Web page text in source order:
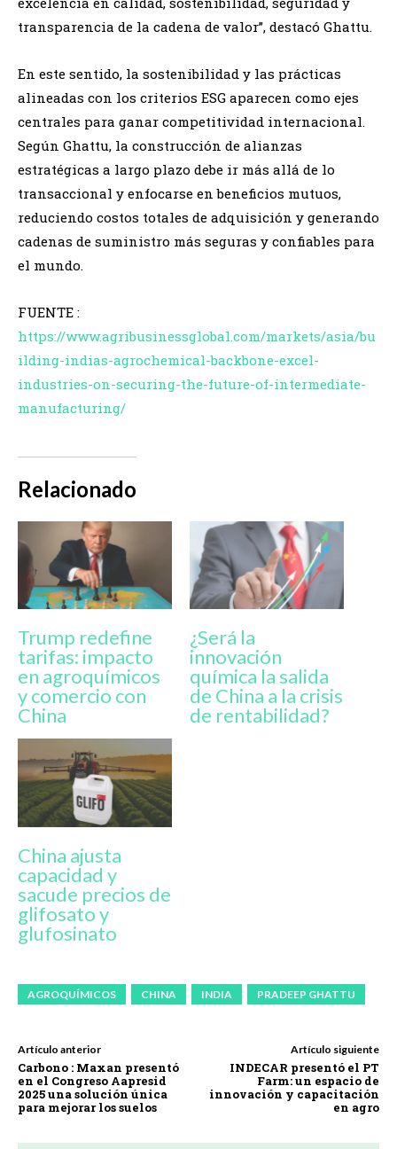
transparencia de la cadena de valor”, destacó Ghattu.
En este sentido, la sostenibilidad y las prácticas
alineadas con los criterios ESG aparecen como ejes
centrales para ganar competitividad internacional.
Según Ghattu, la construcción de alianzas
estratégicas a largo plazo debe ir más allá de lo
transaccional y enfocarse en beneficios mutuos,
reduciendo costos totales de adquisición y generando
cadenas de suministro más seguras y confiables para
el mundo.
FUENTE :
https://www.agribusinessglobal.com/markets/asia/bu
ilding-indias-agrochemical-backbone-excel-
industries-on-securing-the-future-of-intermediate-
manufacturing/
Relacionado
Trump redefine
tarifas: impacto
en agroquímicos
y comercio con
China
¿Será la
innovación
química la salida
de China a la crisis
de rentabilidad?
China ajusta
capacidad y
sacude precios de
glifosato y
glufosinato
AGROQUÍMICOS CHINA INDIA PRADEEP GHATTU
Artículo anterior
Carbono : Maxan presentó
en el Congreso Aapresid
2025 una solución única
para mejorar los suelos
Artículo siguiente
INDECAR presentó el PT
Farm: un espacio de
innovación y capacitación
en agro